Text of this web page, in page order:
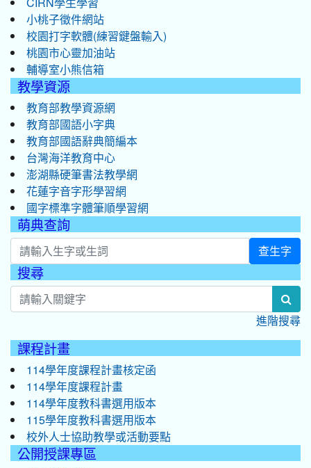
CIRN學生學習
小桃子徵件網站
校園打字軟體(練習鍵盤輸入)
桃園市心靈加油站
輔導室小熊信箱
教學資源
教育部教學資源網
教育部國語小字典
教育部國語辭典簡編本
台灣海洋教育中心
澎湖縣硬筆書法教學網
花蓮字音字形學習網
國字標準字體筆順學習網
萌典查詢
查生字
搜尋
進階搜尋
課程計畫
114學年度課程計畫核定函
114學年度課程計畫
114學年度教科書選用版本
115學年度教科書選用版本
校外人士協助教學或活動要點
公開授課專區